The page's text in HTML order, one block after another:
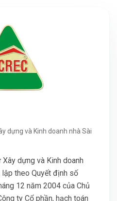
dựng và Kinh doanh nhà Sài
dựng và Kinh doanh
lập theo Quyết định số
12 năm 2004 của Chủ
ty Cổ phần, hạch toán